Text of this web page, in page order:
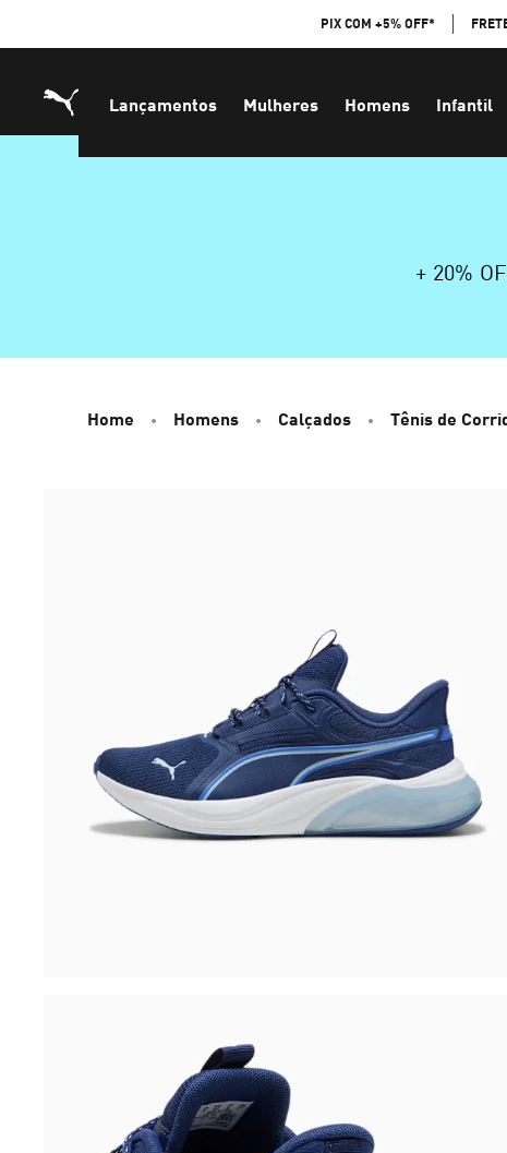
PIX COM +5% OFF*
Lançamentos Mulheres Homens Infantil
+ 20%
Home Homens Calçados Tênis de